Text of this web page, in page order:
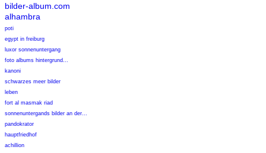
bilder-album.com
alhambra
poti
egypt in freiburg
luxor sonnenuntergang
foto albums hintergrund...
kanoni
schwarzes meer bilder
leben
fort al masmak riad
sonnenuntergands bilder an der...
pandokrator
hauptfriedhof
achillion